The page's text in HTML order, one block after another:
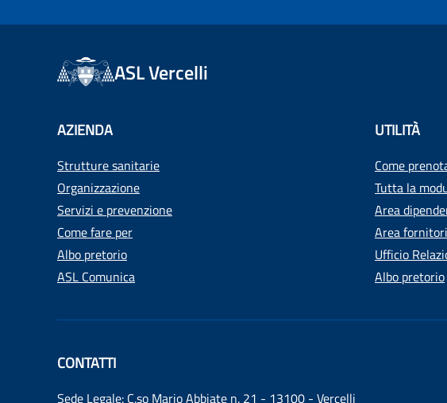
ASL Vercelli
AZIENDA
Strutture sanitarie
Organizzazione
Servizi e prevenzione
Come fare per
Albo pretorio
ASL Comunica
UTILITÀ
Come
Tutta la
Area
Area fornitori
Ufficio
Albo pretorio
CONTATTI
Sede Legale: C.so Mario Abbiate n. 21 - 13100 - Vercelli